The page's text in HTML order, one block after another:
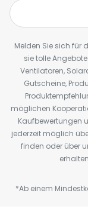
Melden Sie sich für
sie tolle
Ventilatoren,
Gutscheine,
möglichen
Kaufbewertungen
jederzeit möglich
finden oder über
*Ab einem